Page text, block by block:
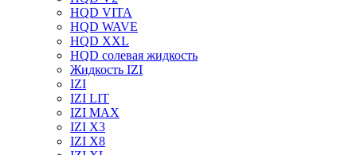
HQD VITA
HQD WAVE
HQD XXL
HQD солевая жидкость
Жидкость IZI
IZI
IZI LIT
IZI MAX
IZI X3
IZI X8